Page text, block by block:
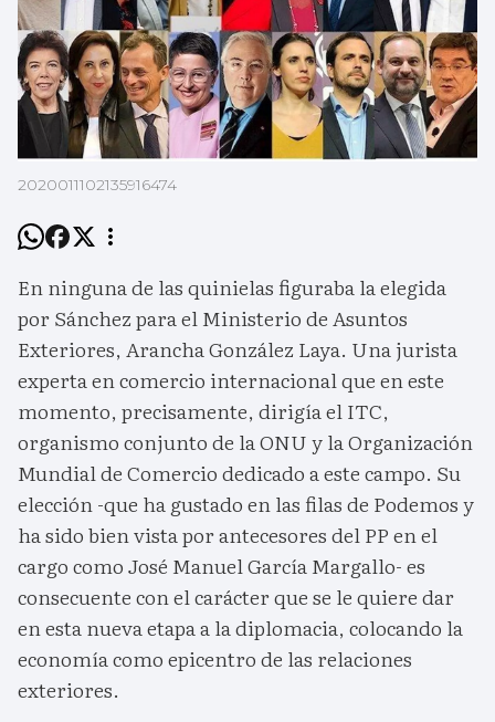
2020011102135916474
En ninguna de las quinielas figuraba la elegida
por Sánchez para el Ministerio de Asuntos
Exteriores, Arancha González Laya. Una jurista
experta en comercio internacional que en este
momento, precisamente, dirigía el ITC,
organismo conjunto de la ONU y la Organización
Mundial de Comercio dedicado a este campo. Su
elección -que ha gustado en las filas de Podemos y
ha sido bien vista por antecesores del PP en el
cargo como José Manuel García Margallo- es
consecuente con el carácter que se le quiere dar
en esta nueva etapa a la diplomacia, colocando la
economía como epicentro de las relaciones
exteriores.